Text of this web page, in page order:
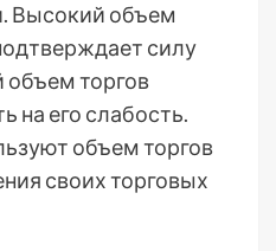
Высокий объем
силу
объем торгов
на его слабость.
объем торгов
своих торговых